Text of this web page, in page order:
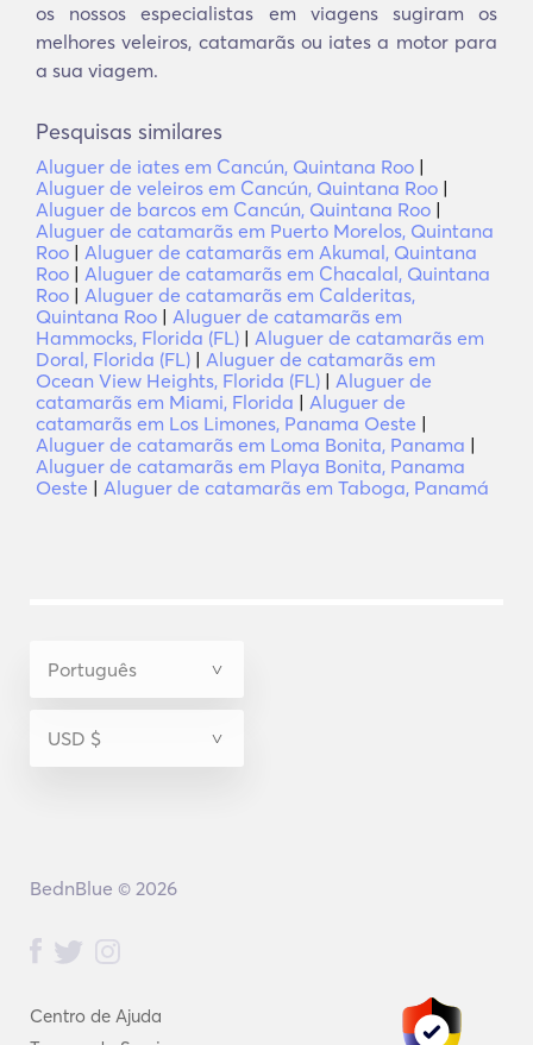
os nossos especialistas em viagens sugiram os
melhores veleiros, catamarãs ou iates a motor para
a sua viagem.
Pesquisas similares
Aluguer de iates em Cancún, Quintana Roo |
Aluguer de veleiros em Cancún, Quintana Roo |
Aluguer de barcos em Cancún, Quintana Roo |
Aluguer de catamarãs em Puerto Morelos, Quintana
Roo | Aluguer de catamarãs em Akumal, Quintana
Roo | Aluguer de catamarãs em Chacalal, Quintana
Roo | Aluguer de catamarãs em Calderitas,
Quintana Roo | Aluguer de catamarãs em
Hammocks, Florida (FL) | Aluguer de catamarãs em
Doral, Florida (FL) | Aluguer de catamarãs em
Ocean View Heights, Florida (FL) | Aluguer de
catamarãs em Miami, Florida | Aluguer de
catamarãs em Los Limones, Panama Oeste |
Aluguer de catamarãs em Loma Bonita, Panama |
Aluguer de catamarãs em Playa Bonita, Panama
Oeste | Aluguer de catamarãs em Taboga, Panamá
Centro de Ajuda
BednBlue © 2026